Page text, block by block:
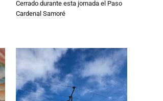
Cerrado durante esta jornada el Paso
Cardenal Samoré